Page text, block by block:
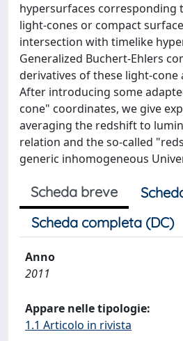
hypersurfaces corresponding
light-cones or compact
intersection with timelike
Generalized Buchert-Ehlers
derivatives of these light-cone
After introducing some
cone" coordinates, we give
averaging the redshift to
relation and the so-called
generic inhomogeneous
Scheda breve
Scheda completa (DC)
Anno
2011
Appare nelle tipologie:
1.1 Articolo in rivista